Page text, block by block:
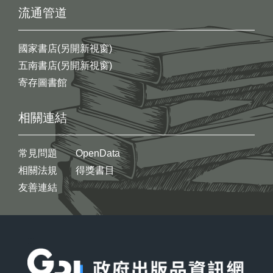
流通管道
國家書店(另開新視窗)
五南書店(另開新視窗)
寄存圖書館
相關連結
常見問題
相關法規
友善連結
OpenData
得獎書目